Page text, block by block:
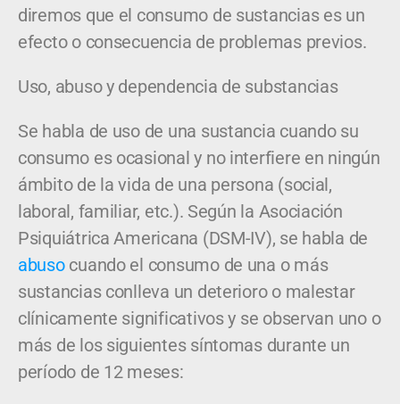
diremos que el consumo de sustancias es un
efecto o consecuencia de problemas previos.
Uso, abuso y dependencia de substancias
Se habla de uso de una sustancia cuando su
consumo es ocasional y no interfiere en ningún
ámbito de la vida de una persona (social,
laboral, familiar, etc.). Según la Asociación
Psiquiátrica Americana (DSM-IV), se habla de
abusocuando el consumo de una o más
sustancias conlleva un deterioro o malestar
clínicamente significativos y se observan uno o
más de los siguientes síntomas durante un
período de 12 meses: